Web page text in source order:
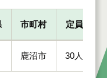
市町村 定員
鹿沼市 30人